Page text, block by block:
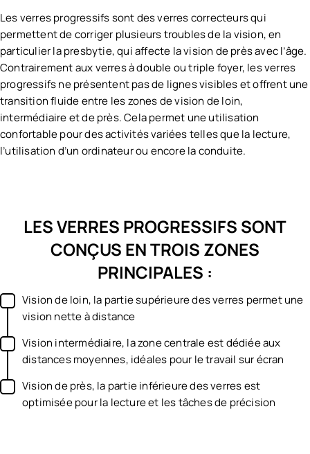
Les verres progressifs sont des verres correcteurs qui
permettent de corriger plusieurs troubles de la vision, en
particulier la presbytie, qui affecte la vision de près avec l’âge.
Contrairement aux verres à double ou triple foyer, les verres
progressifs ne présentent pas de lignes visibles et offrent une
transition fluide entre les zones de vision de loin,
intermédiaire et de près. Cela permet une utilisation
confortable pour des activités variées telles que la lecture,
l’utilisation d’un ordinateur ou encore la conduite.
LES VERRES PROGRESSIFS SONT
CONÇUS EN TROIS ZONES
PRINCIPALES :
Vision de loin, la partie supérieure des verres permet une
vision nette à distance
Vision intermédiaire, la zone centrale est dédiée aux
distances moyennes, idéales pour le travail sur écran
Vision de près, la partie inférieure des verres est
optimisée pour la lecture et les tâches de précision